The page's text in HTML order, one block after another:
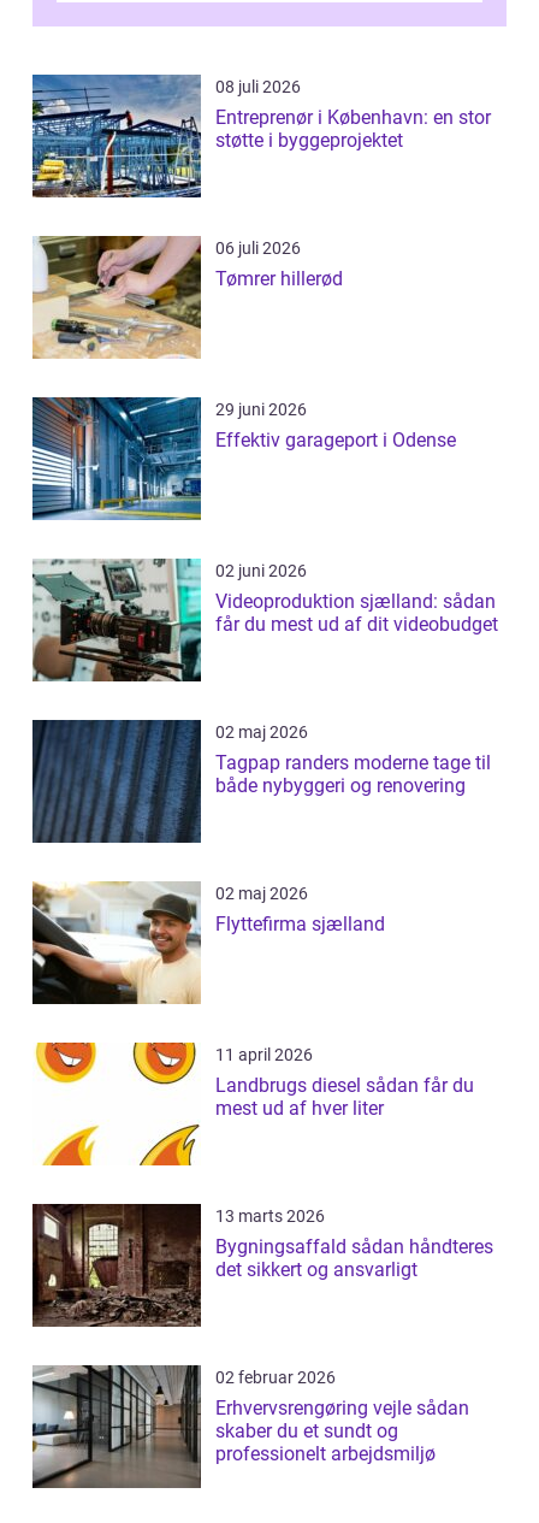
08 juli 2026
Entreprenør i København: en stor
støtte i byggeprojektet
06 juli 2026
Tømrer hillerød
29 juni 2026
Effektiv garageport i Odense
02 juni 2026
Videoproduktion sjælland: sådan
får du mest ud af dit videobudget
02 maj 2026
Tagpap randers moderne tage til
både nybyggeri og renovering
02 maj 2026
Flyttefirma sjælland
11 april 2026
Landbrugs diesel sådan får du
mest ud af hver liter
13 marts 2026
Bygningsaffald sådan håndteres
det sikkert og ansvarligt
02 februar 2026
Erhvervsrengøring vejle sådan
skaber du et sundt og
professionelt arbejdsmiljø